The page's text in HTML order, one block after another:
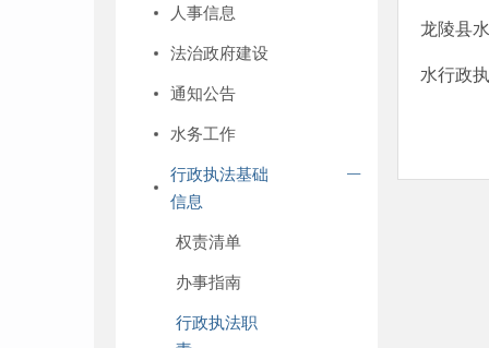
人事信息
法治政府建设
通知公告
水务工作
行政执法基础
信息
权责清单
办事指南
行政执法职
龙陵县
水行政